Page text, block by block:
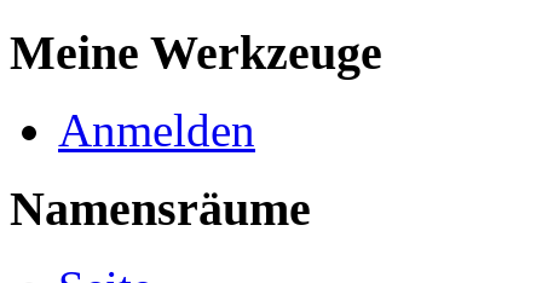
Meine Werkzeuge
Anmelden
Namensräume